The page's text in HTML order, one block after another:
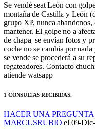
Se vendé seat León con
montaña de Castilla y León
grupo XP, nunca
mantener. El golpe no a
de chapa, se envían fotos y
coche no se cambia por
se vende se procederá a su
regateadores. Contacto
atiende watsapp
1 CONSULTAS RECIBIDAS.
HACER UNA PREGUNTA
MARCUSRUBIO el 09-